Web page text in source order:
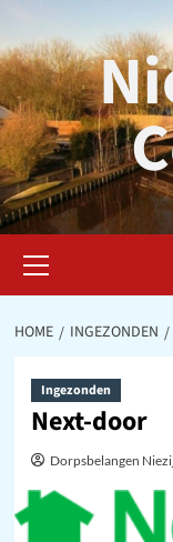
naar
de
inhoud
menu
HOME INGEZONDEN
Ingezonden
Next-door
Dorpsbelangen